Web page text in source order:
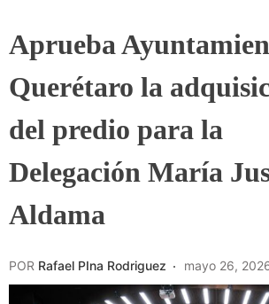
Aprueba
Querétaro la
del predio para la
Delegación María
Aldama
POR Rafael PIna Rodriguez mayo 26,